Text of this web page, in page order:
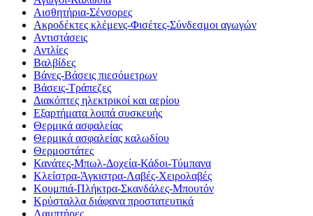
Αισθητήρια-Σένσορες
Ακροδέκτες κλέμενς-Φισέτες-Σύνδεσμοι αγωγών
Αντιστάσεις
Αντλίες
Βαλβίδες
Βάνες-Βάσεις πιεσόμετρων
Βάσεις-Τράπεζες
Διακόπτες ηλεκτρικοί και αερίου
Εξαρτήματα λοιπά συσκευής
Θερμικά ασφαλείας
Θερμικά ασφαλείας καλωδίου
Θερμοστάτες
Κανάτες-Μπωλ-Δοχεία-Κάδοι-Τύμπανα
Κλείστρα-Άγκιστρα-Λαβές-Χειρολαβές
Κουμπιά-Πλήκτρα-Σκανδάλες-Μπουτόν
Κρύσταλλα διάφανα προστατευτικά
Λαμπτήρες